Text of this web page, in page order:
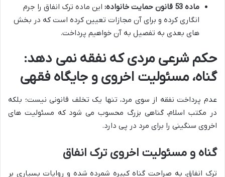
ماده 53 قانون حمایت خانواده:
این ماده ترک انفاق را جرم
انگاری کرده و برای آن مجازات تعیین کرده است که در بخش
های بعدی به تفصیل به آن خواهیم پرداخت.
حکم شرعی مردی که نفقه نمی دهد:
گناه، مسئولیت اخروی و جایگاه فقهی
عدم پرداخت نفقه از سوی مرد، تنها یک تخلف قانونی نیست؛ بلکه
در مکتب اسلام، گناهی بزرگ محسوب می شود که مسئولیت های
اخروی سنگینی را برای مرد در پی دارد.
گناه و مسئولیت اخروی ترک انفاق
ترک انفاق، به صراحت گناه کبیره شمرده شده و روایات بسیاری بر